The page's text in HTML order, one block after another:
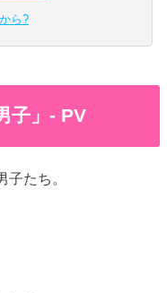
ら?
子」- PV
たち。